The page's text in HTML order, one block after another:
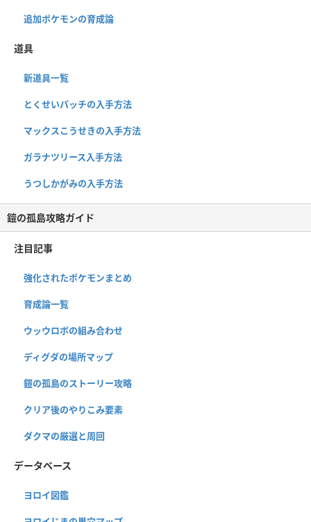
追加ポケモンの育成論
道具
新道具一覧
とくせいパッチの入手方法
マックスこうせきの入手方法
ガラナツリース入手方法
うつしかがみの入手方法
鎧の孤島攻略ガイド
注目記事
強化されたポケモンまとめ
育成論一覧
ウッウロボの組み合わせ
ディグダの場所マップ
鎧の孤島のストーリー攻略
クリア後のやりこみ要素
ダクマの厳選と周回
データベース
ヨロイ図鑑